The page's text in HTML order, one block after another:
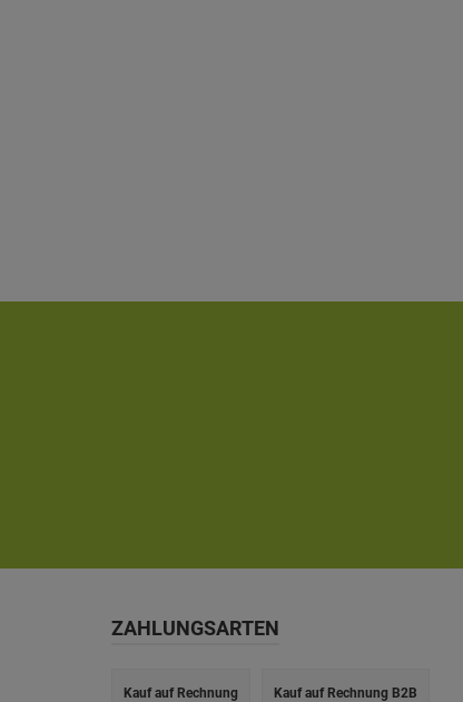
ZAHLUNGSARTEN
Kauf auf Rechnung Kauf auf Rechnung B2B